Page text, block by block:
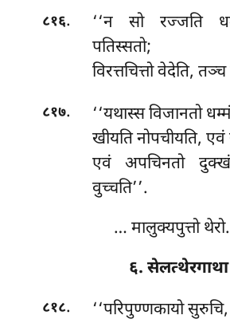
८१६.
‘‘न सो रज्जति
पतिस्सतो;
विरत्तचित्तो वेदेति,
८१७. ‘‘यथास्सविजानतो
खीयति नोपचीयति, एवं
एवं अपचिनतो
वुच्चति’’.
… मालुक्यपुत्तो
६. सेलत्थेरगाथा
८१८.
‘‘परिपुण्णकायो